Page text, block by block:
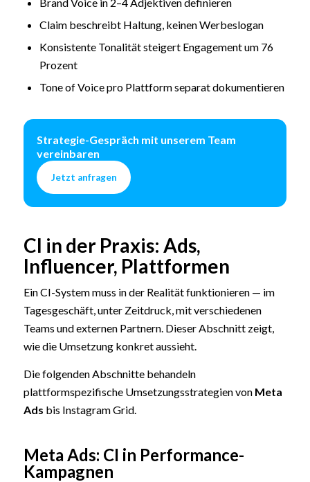
Brand Voice in 2–4 Adjektiven definieren
Claim beschreibt Haltung, keinen Werbeslogan
Konsistente Tonalität steigert Engagement um 76
Prozent
Tone of Voice pro Plattform separat dokumentieren
Strategie-Gespräch mit unserem Team
vereinbaren
Jetzt anfragen
CI in der Praxis: Ads,
Influencer, Plattformen
Ein CI-System muss in der Realität funktionieren — im
Tagesgeschäft, unter Zeitdruck, mit verschiedenen
Teams und externen Partnern. Dieser Abschnitt zeigt,
wie die Umsetzung konkret aussieht.
Die folgenden Abschnitte behandeln
plattformspezifische Umsetzungsstrategien von Meta
Ads bis Instagram Grid.
Meta Ads: CI in Performance-
Kampagnen